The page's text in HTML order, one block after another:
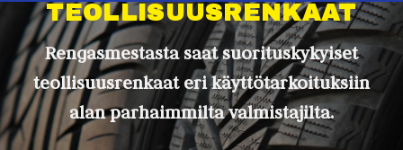
TEOLLISUUSRENKAAT
Rengasmestasta saat suorituskykyiset
teollisuusrenkaat eri käyttötarkoituksiin
alan parhaimmilta valmistajilta.